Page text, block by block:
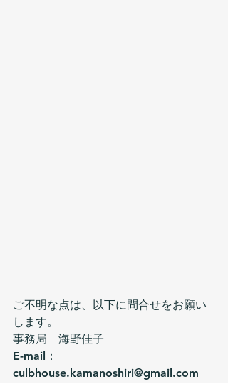
ご不明な点は、以下に問合せをお願い
します。
事務局　海野佳子
E-mail：
culbhouse.kamanoshiri@gmail.com